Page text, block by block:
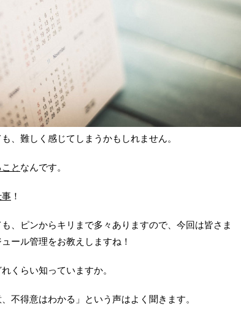
、難しく感じてしまうかもしれません。
と なんです。
！
、ピンからキリまで多々ありますので、今回は皆さま
ール管理をお教えしますね！
くらい知っていますか。
不得意はわかる」という声はよく聞きます。